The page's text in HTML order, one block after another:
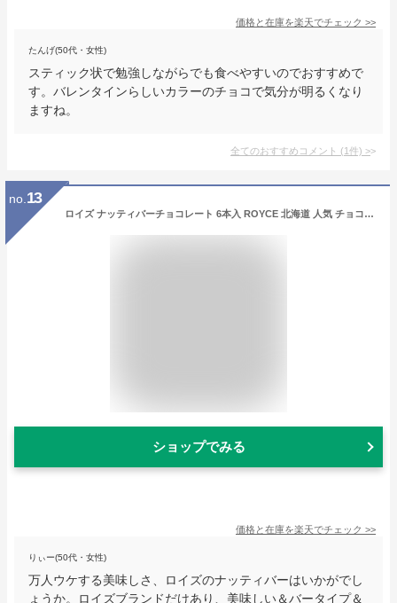
価格と在庫を楽天でチェック >>
たんげ(50代・女性)
スティック状で勉強しながらでも食べやすいのでおすすめで
す。バレンタインらしいカラーのチョコで気分が明るくなり
ますね。
全てのおすすめコメント (1件) >
no. 13
ロイズ ナッティバーチョコレート 6本入 ROYCE 北海道 人気 チョコ ナッツ アーモンド カシュー ペカン マカダミア クッキー クランチ バーチョコ お土産 プレゼント / チョコレート クリスマス
ショップでみる
価格と在庫を楽天でチェック >>
りぃー(50代・女性)
万人ウケする美味しさ、ロイズのナッティバーはいかがでし
ょうか。ロイズブランドだけあり、美味しい＆バータイプ＆